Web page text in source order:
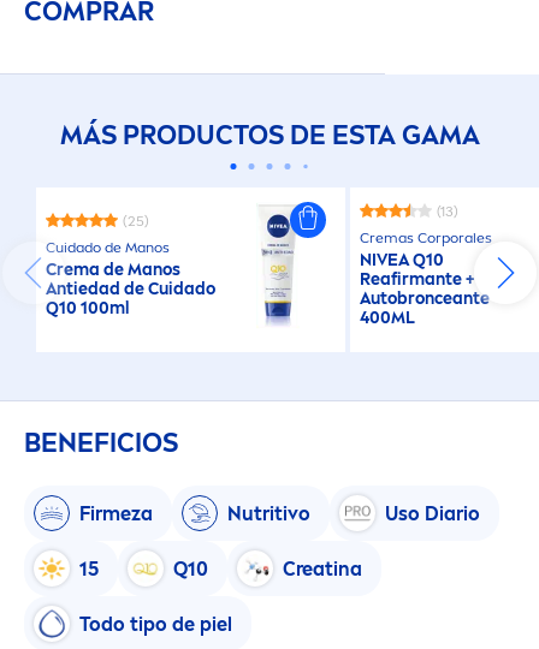
COMPRAR
MÁS PRODUCTOS DE ESTA GAMA
(25)
Cuidado de Manos
Crema de Manos
Antiedad de Cuidado
Q10 100ml
(13)
Cremas Corporales
NIVEAQ10
Reafirmante +
Autobronceante
400ML
BENEFICIOS
Firmeza Nutritivo Uso Diario
15 Q10 Creatina
Todo tipo de piel